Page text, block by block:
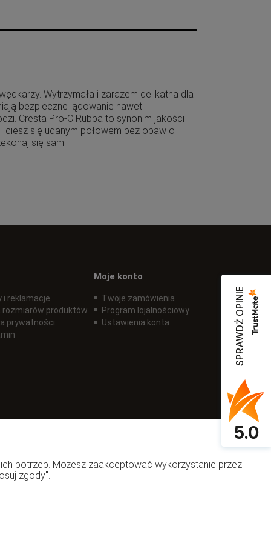
Wytrzymała i zarazem delikatna dla
bezpieczne lądowanie nawet
Cresta Pro-C Rubba to synonim jakości i
ciesz się udanym połowem bez obaw o
się sam!
i reklamacje
rozmiarów produktów
prywatności
Moje konto
Twoje zamówienia
Program lojalnościowy
Ustawienia konta
SPRAWDŹ OPINIE
5.0
potrzeb. Możesz zaakceptować wykorzystanie przez
zgody".